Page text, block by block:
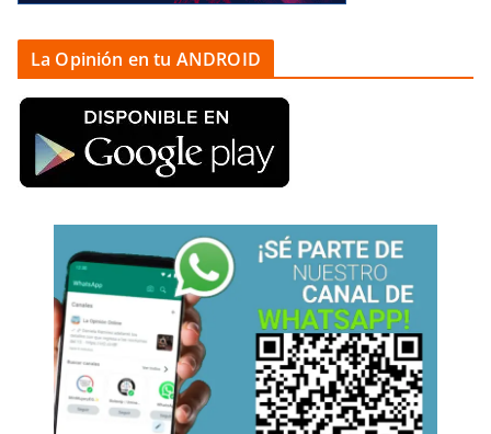
La Opinión en tu ANDROID